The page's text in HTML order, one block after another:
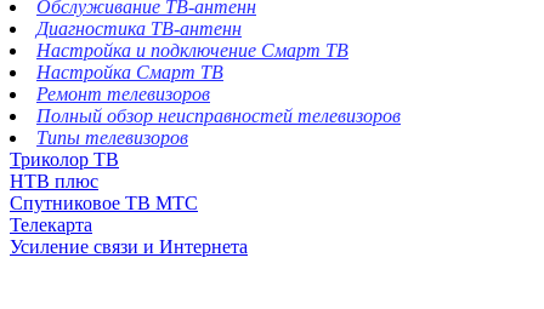
Обслуживание ТВ-антенн
Диагностика ТВ-антенн
Настройка и подключение Смарт ТВ
Настройка Смарт ТВ
Ремонт телевизоров
Полный обзор неисправностей телевизоров
Типы телевизоров
Триколор ТВ
НТВ плюс
Спутниковое ТВ МТС
Телекарта
Усиление связи и Интернета